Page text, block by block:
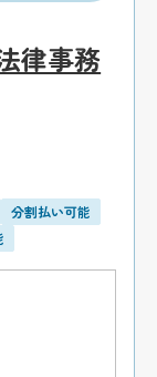
律事務
分割払い可能